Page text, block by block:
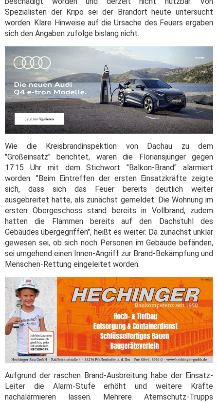
Spezialisten der Kripo sei der Brandort heute untersucht
worden. Klare Hinweise auf die Ursache des Feuers ergaben
sich den Angaben zufolge bislang nicht.
Wie die Kreisbrandinspektion von Dachau zu dem
"Großeinsatz" berichtet, waren die Floriansjünger gegen
17.15 Uhr mit dem Stichwort "Balkon-Brand" alarmiert
worden. "Beim Eintreffen der ersten Einsatzkräfte zeigte
sich, dass sich das Feuer bereits deutlich weiter
ausgebreitet hatte, als zunächst gemeldet. Die Wohnung im
ersten Obergeschoss stand bereits in Vollbrand, zudem
hatten die Flammen bereits auf den Dachstuhl des
Gebäudes übergegriffen", heißt es weiter. Da zunächst unklar
gewesen sei, ob sich noch Personen im Gebäude befänden,
sei umgehend einen Innen-Angriff zur Brand-Bekämpfung und
Menschen-Rettung eingeleitet worden.
Aufgrund der raschen Brand-Ausbreitung habe der Einsatz-
Leiter die Alarm-Stufe erhöht und weitere Kräfte
nachalarmieren lassen. Mehrere Atemschutz-Trupps